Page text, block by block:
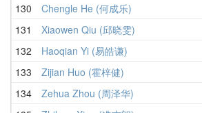
130
Chengle He (何成乐)
131
Xiaowen Qiu (邱晓雯)
132
Haoqian Yi (易皓谦)
133
Zijian Huo (霍梓健)
134
Zehua Zhou (周泽华)